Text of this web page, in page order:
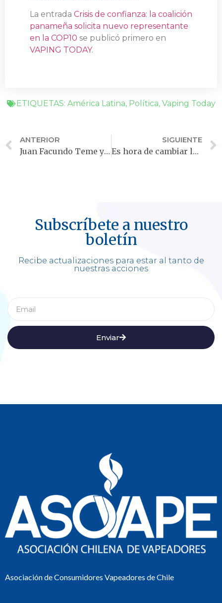
La entrada Crisis de confianza: la coalición
panameña solicita nuevo representante
en la COP10 se publicó primero en
VAPING TODAY.
ETIQUETAS: América Latina, Política, Vaping Today
ANTERIOR
Juan Facundo Teme y la defensa de una regulación sensata del vapeo en Argentina
SIGUIENTE
Es hora de cambiar la forma en que vemos el vapeo juvenil
Subscríbete a nuestro
boletín
Recibe actualizaciones para estar al tanto de
nuestras acciones
Enviar
Asociación de Consumidores Vapeadores de Chile